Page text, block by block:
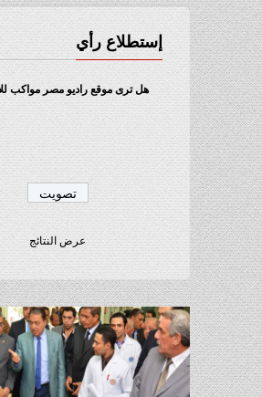
إستطلاع رأي
هل ترى موقع راديو مصر مواكب للأحداث؟
نعم
عرض النتائج